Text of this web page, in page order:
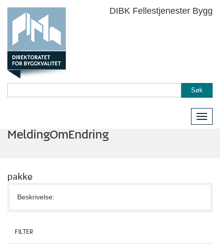
DIBK Fellestjenester Bygg
Søk
Meny
MeldingOmEndring
pakke
Beskrivelse:
FILTER